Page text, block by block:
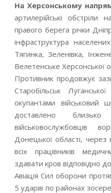
На Херсонському
артилерійські обстріли
правого берега річки
інфраструктура
Тягинка, Зеленівка,
Велетенське Херсонської
Противник продовжує
Старобільськ
окупантами військовий
доставлено
військовослужбовців
Донецької області, через
всіх працівників
здавати кров відповідно
Авіація Сил оборони
5 ударів по районах